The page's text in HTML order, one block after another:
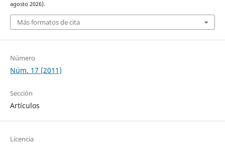
agosto 2026).
Más formatos de cita
Número
Núm. 17 (2011)
Sección
Artículos
Licencia